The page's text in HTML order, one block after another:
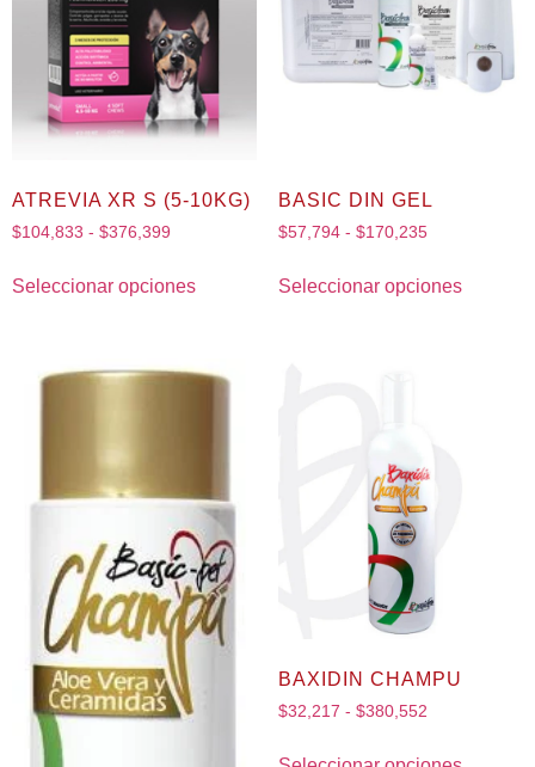
ATREVIA XR S (5-10KG)
$104,833 - $376,399
Seleccionar opciones
BASIC DIN GEL
$57,794 - $170,235
Seleccionar opciones
BAXIDIN CHAMPU
$32,217 - $380,552